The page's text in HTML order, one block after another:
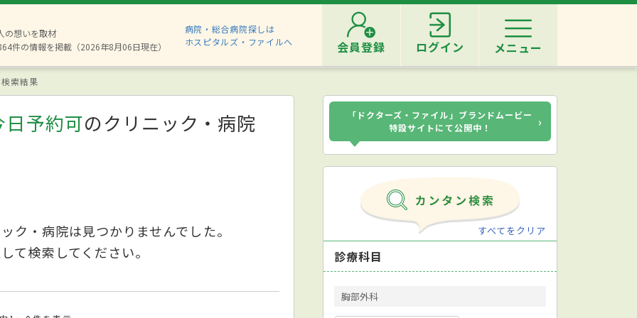
の想いを取材
件の情報を掲載（2026年8月06日現在）
病院・総合病院探しは
ホスピタルズ・ファイルへ
会員登録 ログイン メニュー
索結果
予約可のクリニック・病院
ク・病院は見つかりませんでした。
て検索してください。
「ドクターズ・ファイル」ブランドムービー
特設サイトにて公開中！
›
すべてをクリア
診療科目
胸部外科